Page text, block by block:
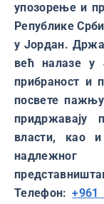
упозорење и
Републике
у Јордан.
већ налазе у
прибраност и
посвете
придржавају
власти, као
надлежног
Телефон:+961